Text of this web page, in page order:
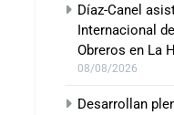
Díaz-Canel
Internacional
Obreros en La
08/08/2026
Desarrollan